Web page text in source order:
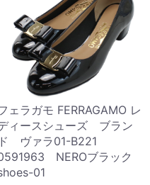
ェラガモ FERRAGAMO レ
ィースシューズ ブラン
ド ヴァラ01-B221
NEROブラック
01